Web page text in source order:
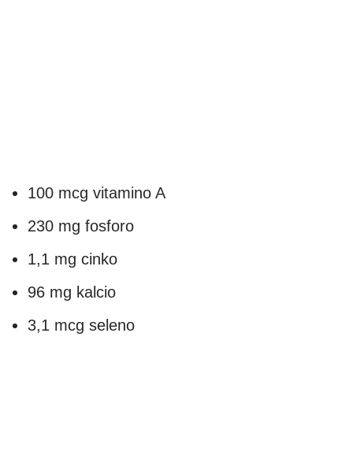
100 mcg vitamino A
230 mg fosforo
1,1 mg cinko
96 mg kalcio
3,1 mcg seleno